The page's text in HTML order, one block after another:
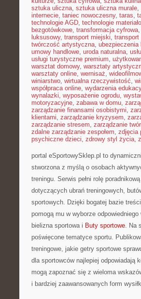
sztuka uliczna, sztuka uliczna murale,
internecie, taniec nowoczesny, taras,
technologie AGD, technologie
bezgotówkowe, transformacja cyfrowa,
luksusowy, transport miejski, transport
twórczość artystyczna, ubezpieczenia
umowy handlowe, uroda naturalna,
usługi turystyczne premium,
warsztat domowy, warsztaty
warsztaty online, wernisaż,
winiarstwo, wirtualna rzeczywistość,
współpraca online, wydarzenia
wynalazki, wyposażenie ogrodu,
motoryzacyjne, zabawa w domu,
zarządzanie finansami osobistymi,
klientami, zarządzanie kryzysem,
zarządzanie stresem, zarządzanie
zdalne zarządzanie zespołem, zdjęcia
psychiczne dzieci, zdrowy styl życia,
portal eSportowySklep.pl to
stworzona z myślą o osobach
treningu. Serwis pełni rolę
dotyczących ubrań treningowych,
sportowych. Dzięki bogatej bazie
pomogą mu w wyborze
bielizna sportowa i Buty sportowe. Na
poświęcone tematyce sportu.
treningowe, jakie getry sportowe
dla sportowców najlepiej odpowiadają
mogą zapoznać się z wieloma
i bardziej zaawansowanych form